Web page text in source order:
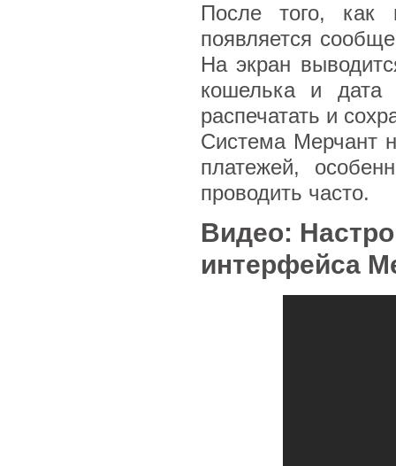
После того, как
появляется
На экран
кошелька и дата
распечатать и
Система Мерчант
платежей,
проводить часто.
Видео:
интерфейса